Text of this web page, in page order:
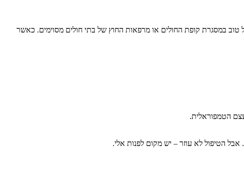
טוב במסגרת קופת החולים או מרפאות החוץ של בתי חולים מסוימים. כאשר